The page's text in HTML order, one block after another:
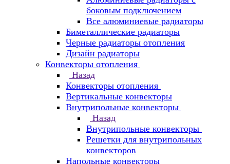
боковым подключением
Все алюминиевые радиаторы
Биметаллические радиаторы
Черные радиаторы отопления
Дизайн радиаторы
Конвекторы отопления
Назад
Конвекторы отопления
Вертикальные конвекторы
Внутрипольные конвекторы
Назад
Внутрипольные конвекторы
Решетки для внутрипольных
конвекторов
Напольные конвекторы